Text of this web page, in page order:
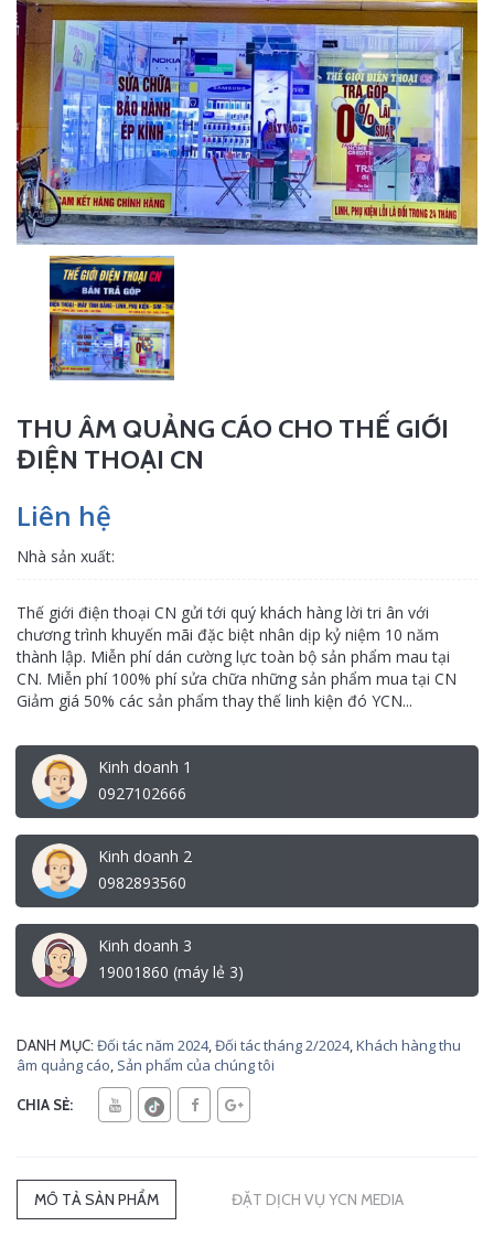
THU ÂM QUẢNG CÁO CHO THẾ GIỚI
ĐIỆN THOẠI CN
Liên hệ
Nhà sản xuất:
Thế giới điện thoại CN gửi tới quý khách hàng lời tri ân với
chương trình khuyến mãi đặc biệt nhân dịp kỷ niệm 10 năm
thành lập. Miễn phí dán cường lực toàn bộ sản phẩm mau tại
CN. Miễn phí 100% phí sửa chữa những sản phẩm mua tại CN
Giảm giá 50% các sản phẩm thay thế linh kiện đó YCN...
Kinh doanh 1
0927102666
Kinh doanh 2
0982893560
Kinh doanh 3
19001860 (máy lẻ 3)
DANH MỤC: Đối tác năm 2024,Đối tác tháng 2/2024,Khách hàng thu
âm quảng cáo, Sản phẩm của chúng tôi
CHIA SẺ:
MÔ TẢ SẢN PHẨM ĐẶT DỊCH VỤ YCN MEDIA